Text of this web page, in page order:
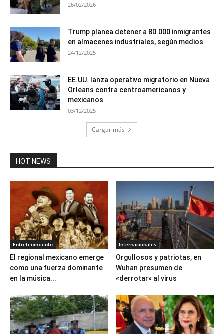
26/02/2026
Trump planea detener a 80.000 inmigrantes
en almacenes industriales, según medios
24/12/2025
EE.UU. lanza operativo migratorio en Nueva
Orleans contra centroamericanos y
mexicanos
03/12/2025
Cargar más
HOT NEWS
Entretenimiento
El regional mexicano emerge
como una fuerza dominante
en la música...
Internacionales
Orgullosos y patriotas, en
Wuhan presumen de
«derrotar» al virus